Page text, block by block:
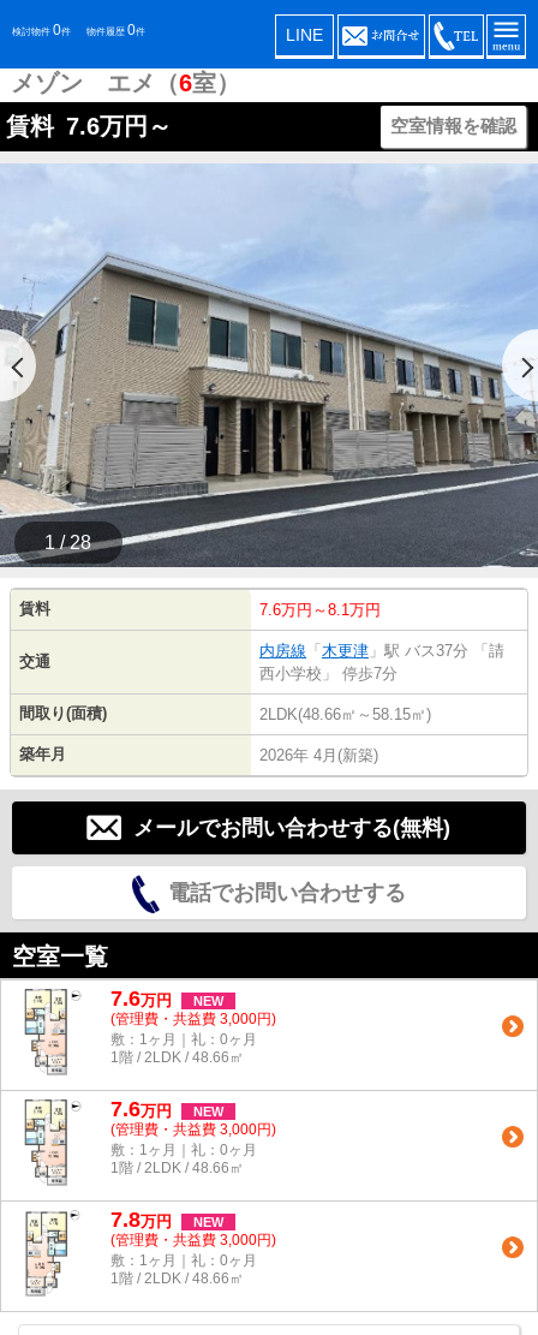
検討物件 0件 物件履歴 0件 LINE
メゾン エメ（6室）
賃料 7.6万円～ 空室情報を確認
1 / 28
賃料 7.6万円～8.1万円
交通
内房線 「 木更津 」駅 バス37分 「請
西小学校」 停歩7分
間取り(面積) 2LDK(48.66㎡～58.15㎡)
築年月 2026年 4月(新築)
メールでお問い合わせする(無料)
電話でお問い合わせする
空室一覧
7.6万円 NEW
(管理費・共益費 3,000円)
敷：1ヶ月｜礼：0ヶ月
1階 / 2LDK / 48.66㎡
7.6万円 NEW
(管理費・共益費 3,000円)
敷：1ヶ月｜礼：0ヶ月
1階 / 2LDK / 48.66㎡
7.8万円 NEW
(管理費・共益費 3,000円)
敷：1ヶ月｜礼：0ヶ月
1階 / 2LDK / 48.66㎡